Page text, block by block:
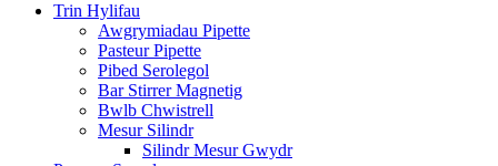
Trin Hylifau
Awgrymiadau Pipette
Pasteur Pipette
Pibed Serolegol
Bar Stirrer Magnetig
Bwlb Chwistrell
Mesur Silindr
Silindr Mesur Gwydr